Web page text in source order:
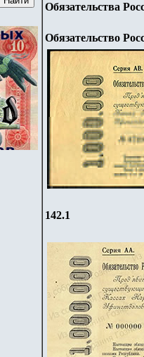
Обязательства
Обязательство
142.1